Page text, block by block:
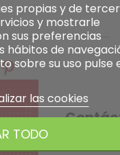
propias y de
y mostrarle
sus preferencias
hábitos de
sobre su uso pulse
las cookies
TODO